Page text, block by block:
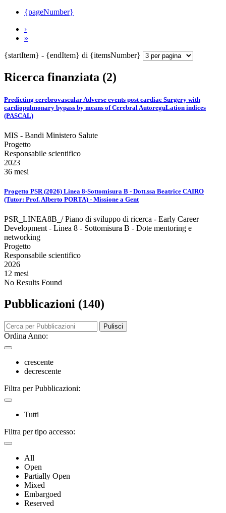
{pageNumber}
›
»
{startItem} - {endItem} di {itemsNumber}
Ricerca finanziata (2)
Predicting cerebrovascular Adverse events post cardiac Surgery with
cardiopulmonary bypass by means of Cerebral AutoreguLation indices
(PASCAL)
MIS - Bandi Ministero Salute
Progetto
Responsabile scientifico
2023
36 mesi
Progetto PSR (2026) Linea 8-Sottomisura B - Dott.ssa Beatrice CAIRO
(Tutor: Prof. Alberto PORTA) - Missione a Gent
PSR_LINEA8B_/ Piano di sviluppo di ricerca - Early Career
Development - Linea 8 - Sottomisura B - Dote mentoring e
networking
Progetto
Responsabile scientifico
2026
12 mesi
No Results Found
Pubblicazioni (140)
Pulisci
Ordina Anno:
crescente
decrescente
Filtra per Pubblicazioni:
Tutti
Filtra per tipo accesso:
All
Open
Partially Open
Mixed
Embargoed
Reserved